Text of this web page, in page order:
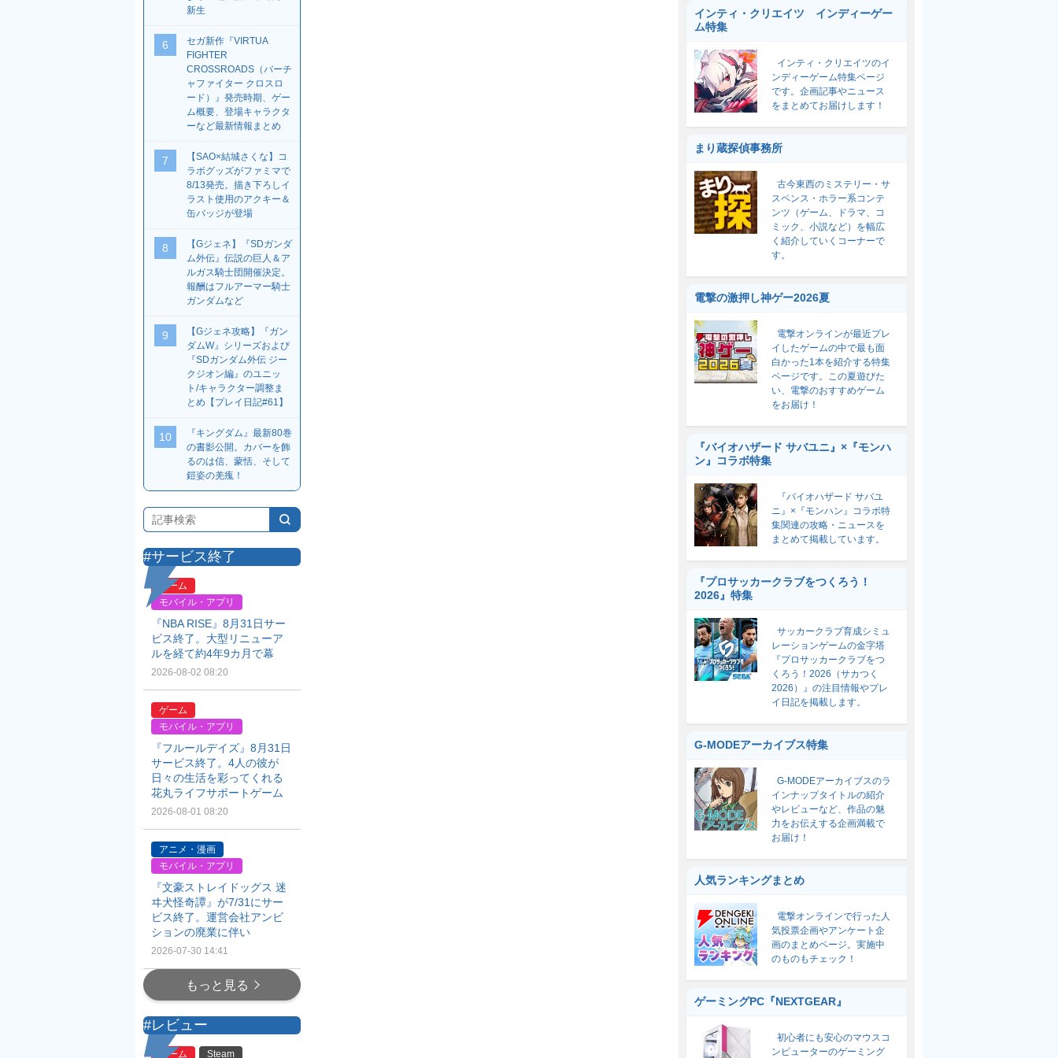
新生
6
セガ新作『VIRTUA
FIGHTER
CROSSROADS（バーチ
ャファイター クロスロ
ード）』発売時期、ゲー
ム概要、登場キャラクタ
ーなど最新情報まとめ
7
【SAO×結城さくな】コ
ラボグッズがファミマで
8/13発売。描き下ろしイ
ラスト使用のアクキー＆
缶バッジが登場
8
【Gジェネ】『SDガンダ
ム外伝』伝説の巨人＆ア
ルガス騎士団開催決定。
報酬はフルアーマー騎士
ガンダムなど
9
【Gジェネ攻略】『ガン
ダムW』シリーズおよび
『SDガンダム外伝 ジー
クジオン編』のユニッ
ト/キャラクター調整ま
とめ【プレイ日記#61】
10
『キングダム』最新80巻
の書影公開。カバーを飾
るのは信、蒙恬、そして
鎧姿の羌瘣！
#サービス終了
ゲーム
モバイル・アプリ
『NBA RISE』8月31日サー
ビス終了。大型リニューア
ルを経て約4年9カ月で幕
2026-08-02 08:20
ゲーム
モバイル・アプリ
『フルールデイズ』8月31日
サービス終了。4人の彼が
日々の生活を彩ってくれる
花丸ライフサポートゲーム
2026-08-01 08:20
アニメ・漫画
モバイル・アプリ
『文豪ストレイドッグス 迷
ヰ犬怪奇譚』が7/31にサー
ビス終了。運営会社アンビ
ションの廃業に伴い
2026-07-30 14:41
もっと見る
#レビュー
ゲーム Steam
インティ・クリエイツ インディーゲー
ム特集
インティ・クリエイツのイ
ンディーゲーム特集ページ
です。企画記事やニュース
をまとめてお届けします！
まり蔵探偵事務所
古今東西のミステリー・サ
スペンス・ホラー系コンテ
ンツ（ゲーム、ドラマ、コ
ミック、小説など）を幅広
く紹介していくコーナーで
す。
電撃の激押し神ゲー2026夏
電撃オンラインが最近プレ
イしたゲームの中で最も面
白かった1本を紹介する特集
ページです。この夏遊びた
い、電撃のおすすめゲーム
をお届け！
『バイオハザード サバユニ』×『モンハ
ン』コラボ特集
『バイオハザード サバユ
ニ』×『モンハン』コラボ特
集関連の攻略・ニュースを
まとめて掲載しています。
『プロサッカークラブをつくろう！
2026』特集
サッカークラブ育成シミュ
レーションゲームの金字塔
『プロサッカークラブをつ
くろう！2026（サカつく
2026）』の注目情報やプレ
イ日記を掲載します。
G-MODEアーカイブス特集
G-MODEアーカイブスのラ
インナップタイトルの紹介
やレビューなど、作品の魅
力をお伝えする企画満載で
お届け！
人気ランキングまとめ
電撃オンラインで行った人
気投票企画やアンケート企
画のまとめページ。実施中
のものもチェック！
ゲーミングPC『NEXTGEAR』
初心者にも安心のマウスコ
ンピューターのゲーミング